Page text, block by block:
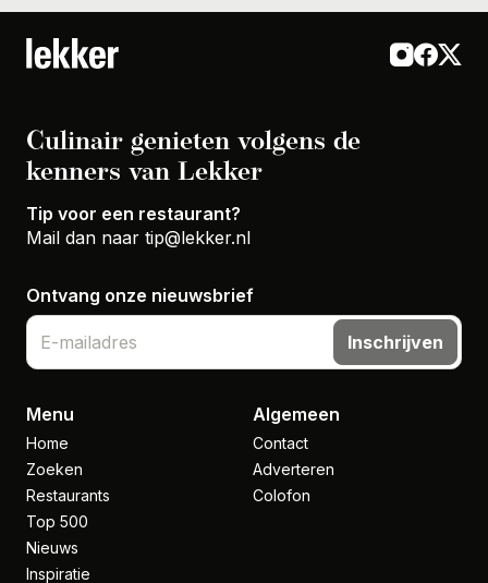
Culinair genieten volgens de
kenners van Lekker
Tip voor een restaurant?
Mail dan naar tip@lekker.nl
Ontvang onze nieuwsbrief
Inschrijven
Menu
Home
Zoeken
Restaurants
Top 500
Nieuws
Inspiratie
Algemeen
Contact
Adverteren
Colofon